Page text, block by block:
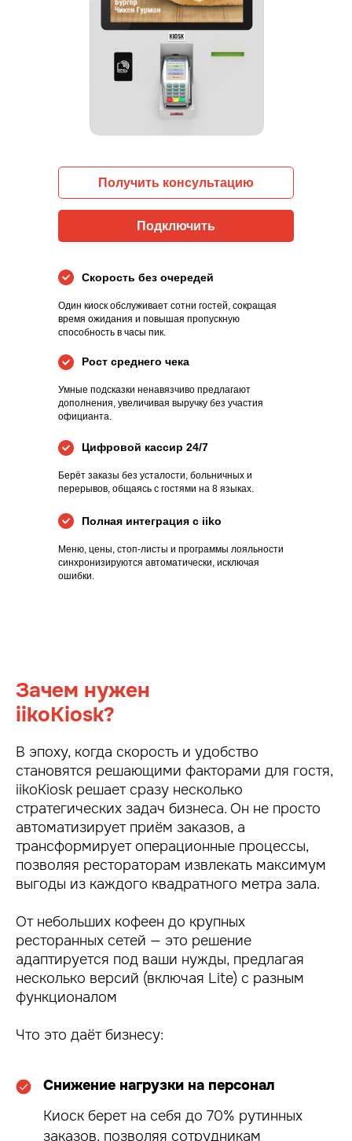
Получить консультацию
Подключить
Один киоск обслуживает сотни гостей, сокращая
время ожидания и повышая пропускную
способность в часы пик.
Умные подсказки ненавязчиво предлагают
дополнения, увеличивая выручку без участия
официанта.
Меню, цены, стоп-листы и программы лояльности
синхронизируются автоматически, исключая
ошибки.
Скорость без очередей
Рост среднего чека
Полная интеграция с iiko
Берёт заказы без усталости, больничных и
перерывов, общаясь с гостями на 8 языках.
Цифровой кассир 24/7
Зачем нужен
iikoKiosk?
В эпоху, когда скорость и удобство
становятся решающими факторами для гостя,
iikoKiosk решает сразу несколько
стратегических задач бизнеса. Он не просто
автоматизирует приём заказов, а
трансформирует операционные процессы,
позволяя рестораторам извлекать максимум
выгоды из каждого квадратного метра зала.
От небольших кофеен до крупных
ресторанных сетей — это решение
адаптируется под ваши нужды, предлагая
несколько версий (включая Lite) с разным
функционалом
Что это даёт бизнесу:
Снижение нагрузки на персонал
Киоск берет на себя до 70% рутинных
заказов, позволяя сотрудникам